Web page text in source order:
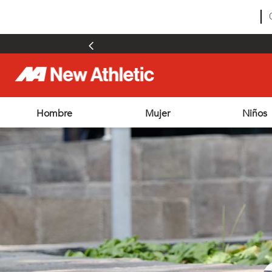
Hombre Mujer Niños
zapatillas hombre
zapatillas mujer
3.
zapatillas futbol
6.
chimpunes
7.
outdoor